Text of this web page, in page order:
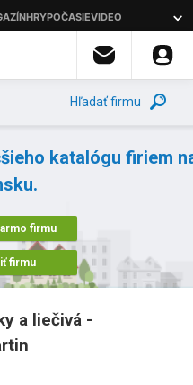
Hľadať firmu
katalógu firiem
firmu
firmu
a liečivá -